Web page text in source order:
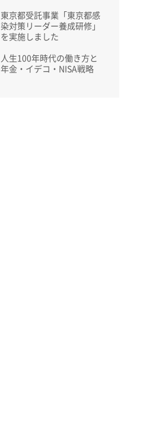
東京都受託事業「東京都感
染対策リーダー養成研修」
を実施しました
人生100年時代の働き方と
年金・イデコ・NISA戦略